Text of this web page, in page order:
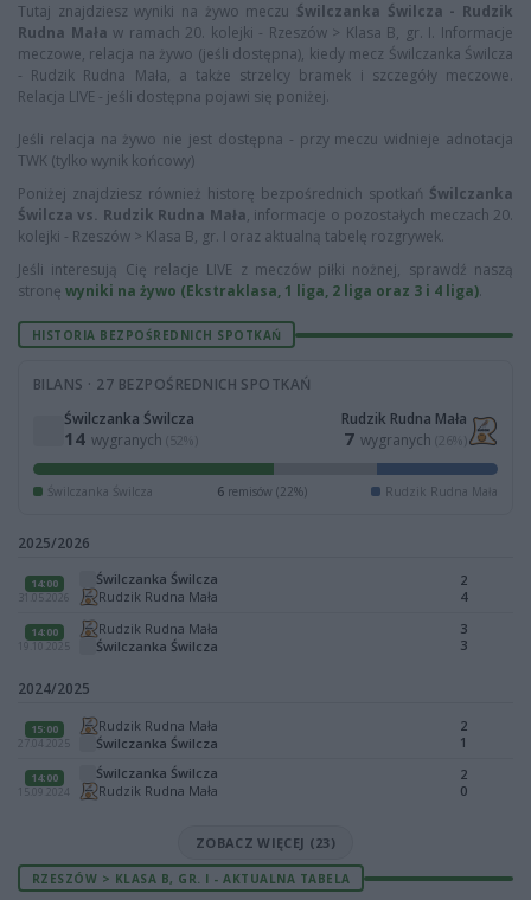
Tutaj znajdziesz wyniki na żywo meczu Świlczanka Świlcza - Rudzik
Rudna Mała w ramach 20. kolejki - Rzeszów > Klasa B, gr. I. Informacje
meczowe, relacja na żywo (jeśli dostępna), kiedy mecz Świlczanka Świlcza
- Rudzik Rudna Mała, a także strzelcy bramek i szczegóły meczowe.
Relacja LIVE - jeśli dostępna pojawi się poniżej.
Jeśli relacja na żywo nie jest dostępna - przy meczu widnieje adnotacja
TWK (tylko wynik końcowy)
Poniżej znajdziesz również historę bezpośrednich spotkań Świlczanka
Świlcza vs. Rudzik Rudna Mała, informacje o pozostałych meczach 20.
kolejki - Rzeszów > Klasa B, gr. I oraz aktualną tabelę rozgrywek.
Jeśli interesują Cię relacje LIVE z meczów piłki nożnej, sprawdź naszą
stronę wyniki na żywo (Ekstraklasa, 1 liga, 2 liga oraz 3 i 4 liga).
HISTORIA BEZPOŚREDNICH SPOTKAŃ
BILANS · 27 BEZPOŚREDNICH SPOTKAŃ
Świlczanka Świlcza
14 wygranych (52%)
Rudzik Rudna Mała
7 wygranych (26%)
Świlczanka Świlcza 6 remisów (22%) Rudzik Rudna Mała
2025/2026
14:00
31.05.2026
Świlczanka Świlcza
Rudzik Rudna Mała
2
4
14:00
19.10.2025
Rudzik Rudna Mała
Świlczanka Świlcza
3
3
2024/2025
15:00
27.04.2025
Rudzik Rudna Mała
Świlczanka Świlcza
2
1
14:00
15.09.2024
Świlczanka Świlcza
Rudzik Rudna Mała
2
0
ZOBACZ WIĘCEJ (23)
RZESZÓW > KLASA B, GR. I - AKTUALNA TABELA